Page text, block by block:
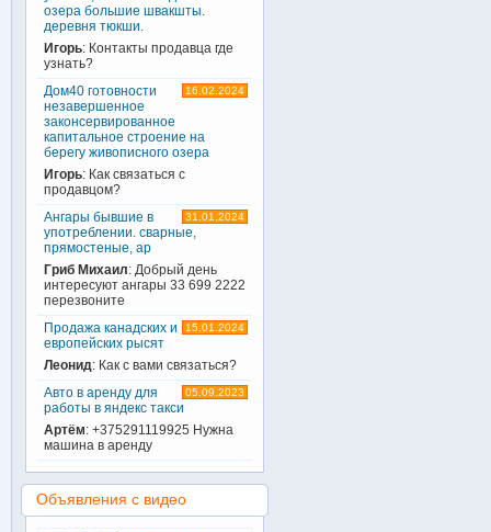
озера большие швакшты.
деревня тюкши.
Игорь: Контакты продавца где
узнать?
16.02.2024
Дом40 готовности
незавершенное
законсервированное
капитальное строение на
берегу живописного озера
Игорь: Как связаться с
продавцом?
31.01.2024
Ангары бывшие в
употреблении. сварные,
прямостеные, ар
Гриб Михаил: Добрый день
интересуют ангары 33 699 2222
перезвоните
15.01.2024
Продажа канадских и
европейских рысят
Леонид: Как с вами связаться?
05.09.2023
Авто в аренду для
работы в яндекс такси
Артём: +375291119925 Нужна
машина в аренду
Объявления с видео